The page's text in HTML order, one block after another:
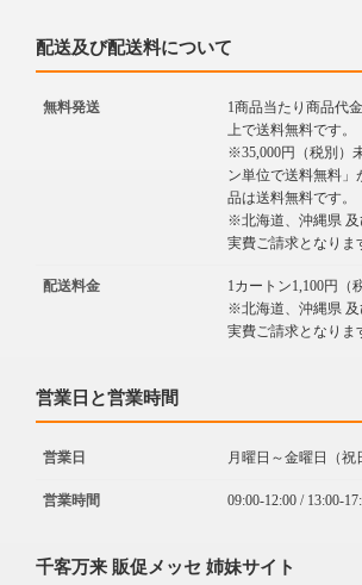
配送及び配送料について
無料発送
1商品当たり商品代
上で送料無料です。
※35,000円（税別）
ン単位で送料無料」
品は送料無料です。
※北海道、沖縄県
実費ご請求となりま
配送料金
1カートン1,100円（
※北海道、沖縄県
実費ご請求となりま
営業日と営業時間
営業日 月曜日～金曜日（祝
営業時間 09:00-12:00 / 13:00-
千客万来 販促メッセ 姉妹サイト